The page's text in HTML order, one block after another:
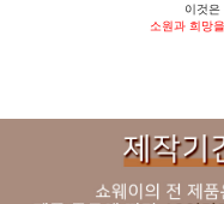
이것은
소원과 희망